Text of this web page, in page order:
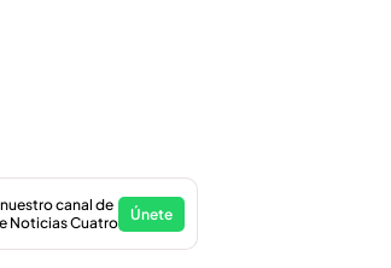
canal de
Noticias Cuatro
Únete